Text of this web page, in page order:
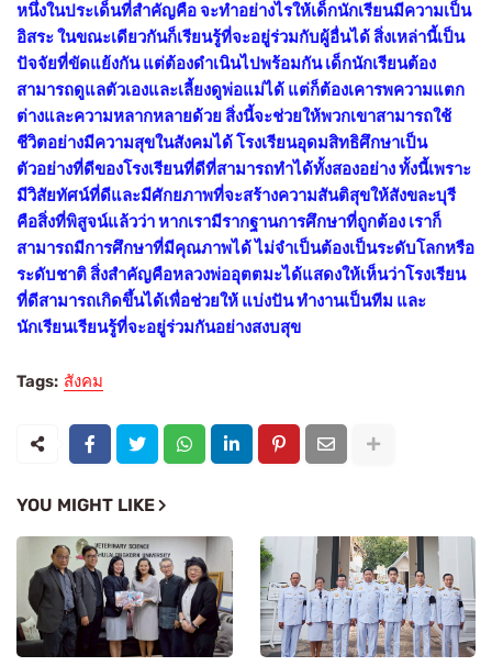
หนึ่งในประเด็นที่สำคัญคือ จะทำอย่างไรให้เด็กนักเรียนมีความเป็น
อิสระ ในขณะเดียวกันก็เรียนรู้ที่จะอยู่ร่วมกับผู้อื่นได้ สิ่งเหล่านี้เป็น
ปัจจัยที่ขัดแย้งกัน แต่ต้องดำเนินไปพร้อมกัน เด็กนักเรียนต้อง
สามารถดูแลตัวเองและเลี้ยงดูพ่อแม่ได้ แต่ก็ต้องเคารพความแตก
ต่างและความหลากหลายด้วย สิ่งนี้จะช่วยให้พวกเขาสามารถใช้
ชีวิตอย่างมีความสุขในสังคมได้ โรงเรียนอุดมสิทธิศึกษาเป็น
ตัวอย่างที่ดีของโรงเรียนที่ดีที่สามารถทำได้ทั้งสองอย่าง ทั้งนี้เพราะ
มีวิสัยทัศน์ที่ดีและมีศักยภาพที่จะสร้างความสันติสุขให้สังขละบุรี
คือสิ่งที่พิสูจน์แล้วว่า หากเรามีรากฐานการศึกษาที่ถูกต้อง เราก็
สามารถมีการศึกษาที่มีคุณภาพได้ ไม่จำเป็นต้องเป็นระดับโลกหรือ
ระดับชาติ สิ่งสำคัญคือหลวงพ่ออุตตมะได้แสดงให้เห็นว่าโรงเรียน
ที่ดีสามารถเกิดขึ้นได้เพื่อช่วยให้ แบ่งปัน ทำงานเป็นทีม และ
นักเรียนเรียนรู้ที่จะอยู่ร่วมกันอย่างสงบสุข
Tags: สังคม
YOU MIGHT LIKE